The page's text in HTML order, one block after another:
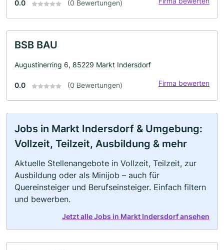
0.0 (0 Bewertungen)
BSB BAU
Augustinerring 6, 85229 Markt Indersdorf
0.0 (0 Bewertungen) Firma bewerten
Jobs in Markt Indersdorf & Umgebung:
Vollzeit, Teilzeit, Ausbildung & mehr
Aktuelle Stellenangebote in Vollzeit, Teilzeit, zur
Ausbildung oder als Minijob – auch für
Quereinsteiger und Berufseinsteiger. Einfach filtern
und bewerben.
Jetzt alle Jobs in Markt Indersdorf ansehen